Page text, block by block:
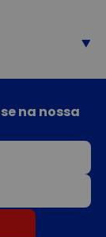
na nossa